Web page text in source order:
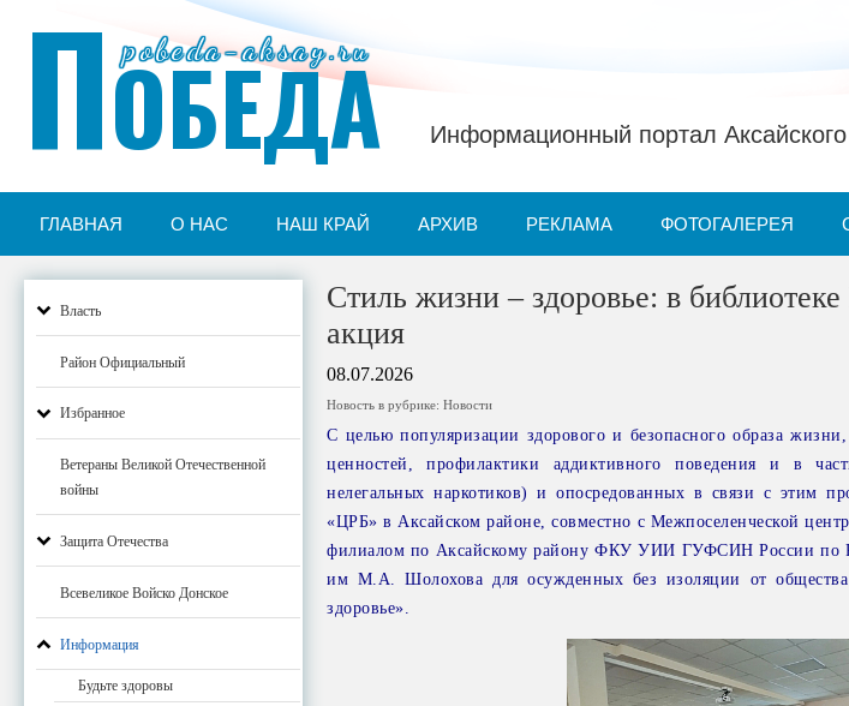
pobeda-aksay.ru
ПОБЕДА Информационный портал
ГЛАВНАЯ О НАС НАШ КРАЙ АРХИВ РЕКЛАМА ФОТОГАЛЕРЕЯ
Власть
Район Официальный
Избранное
Ветераны Великой Отечественной
войны
Защита Отечества
Всевеликое Войско Донское
Информация
Будьте здоровы
Стиль жизни – здоровье: в
акция
08.07.2026
Новость в рубрике:Новости
С целью популяризации здорового и безопасного образа
ценностей, профилактики аддиктивного поведения и в
нелегальных наркотиков) и опосредованных в связи с этим
«ЦРБ» в Аксайском районе, совместно с Межпоселенческой
филиалом по Аксайскому району ФКУ УИИ ГУФСИН России по
им М.А. Шолохова для осужденных без изоляции от
здоровье».